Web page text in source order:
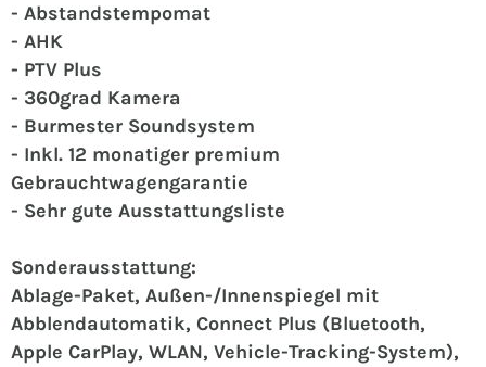
- Abstandstempomat
- AHK
- PTV Plus
- 360grad Kamera
- Burmester Soundsystem
- Inkl. 12 monatiger premium
Gebrauchtwagengarantie
- Sehr gute Ausstattungsliste
Sonderausstattung:
Ablage-Paket, Außen-/Innenspiegel mit
Abblendautomatik, Connect Plus (Bluetooth,
Apple CarPlay, WLAN, Vehicle-Tracking-System),